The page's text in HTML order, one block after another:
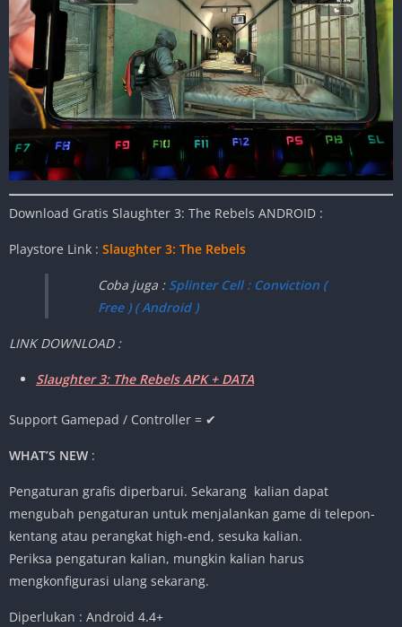
Download Gratis Slaughter 3: The Rebels ANDROID :
Playstore Link : Slaughter 3: The Rebels
Coba juga : Splinter Cell : Conviction (
Free ) ( Android )
LINK DOWNLOAD :
Slaughter 3: The Rebels APK + DATA
Support Gamepad / Controller = ✔
WHAT’S NEW :
Pengaturan grafis diperbarui. Sekarang kalian dapat
mengubah pengaturan untuk menjalankan game di telepon-
kentang atau perangkat high-end, sesuka kalian.
Periksa pengaturan kalian, mungkin kalian harus
mengkonfigurasi ulang sekarang.
Diperlukan : Android 4.4+